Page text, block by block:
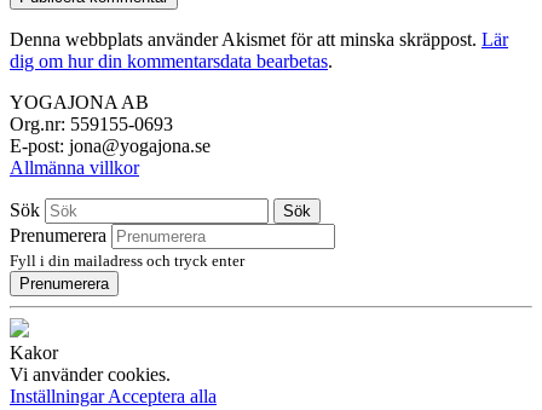
Denna webbplats använder Akismet för att minska skräppost. Lär
dig om hur din kommentarsdata bearbetas.
YOGAJONA AB
Org.nr: 559155-0693
E-post: jona@yogajona.se
Allmänna villkor
Sök Sök
Prenumerera
Fyll i din mailadress och tryck enter
Prenumerera
Kakor
Vi använder cookies.
InställningarAcceptera alla